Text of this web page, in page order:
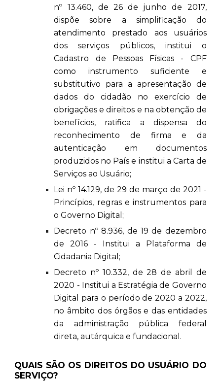
nº 13.460, de 26 de junho de 2017,
dispõe sobre a simplificação do
atendimento prestado aos usuários
dos serviços públicos, institui o
Cadastro de Pessoas Físicas - CPF
como instrumento suficiente e
substitutivo para a apresentação de
dados do cidadão no exercício de
obrigações e direitos e na obtenção de
benefícios, ratifica a dispensa do
reconhecimento de firma e da
autenticação em documentos
produzidos no País e institui a Carta de
Serviços ao Usuário;
Lei nº 14.129, de 29 de março de 2021 -
Princípios, regras e instrumentos para
o Governo Digital;
Decreto nº 8.936, de 19 de dezembro
de 2016 - Institui a Plataforma de
Cidadania Digital;
Decreto nº 10.332, de 28 de abril de
2020 - Institui a Estratégia de Governo
Digital para o período de 2020 a 2022,
no âmbito dos órgãos e das entidades
da administração pública federal
direta, autárquica e fundacional.
QUAIS SÃO OS DIREITOS DO USUÁRIO DO
SERVIÇO?